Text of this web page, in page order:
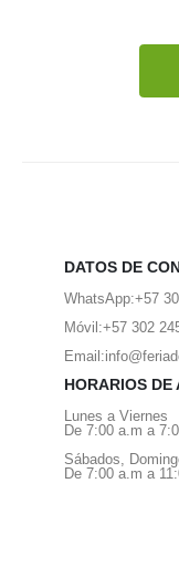
DATOS DE
WhatsApp:+57
Móvil:+57 302
Email:
HORARIOS DE
Lunes a Viernes
De 7:00 a.m a
Sábados,
De 7:00 a.m a